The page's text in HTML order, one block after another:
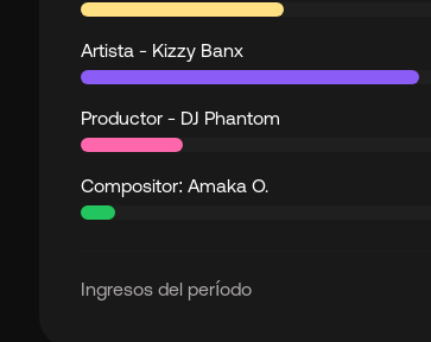
Artista - Kizzy Banx
Productor - DJ Phantom
Compositor: Amaka O.
Ingresos del período